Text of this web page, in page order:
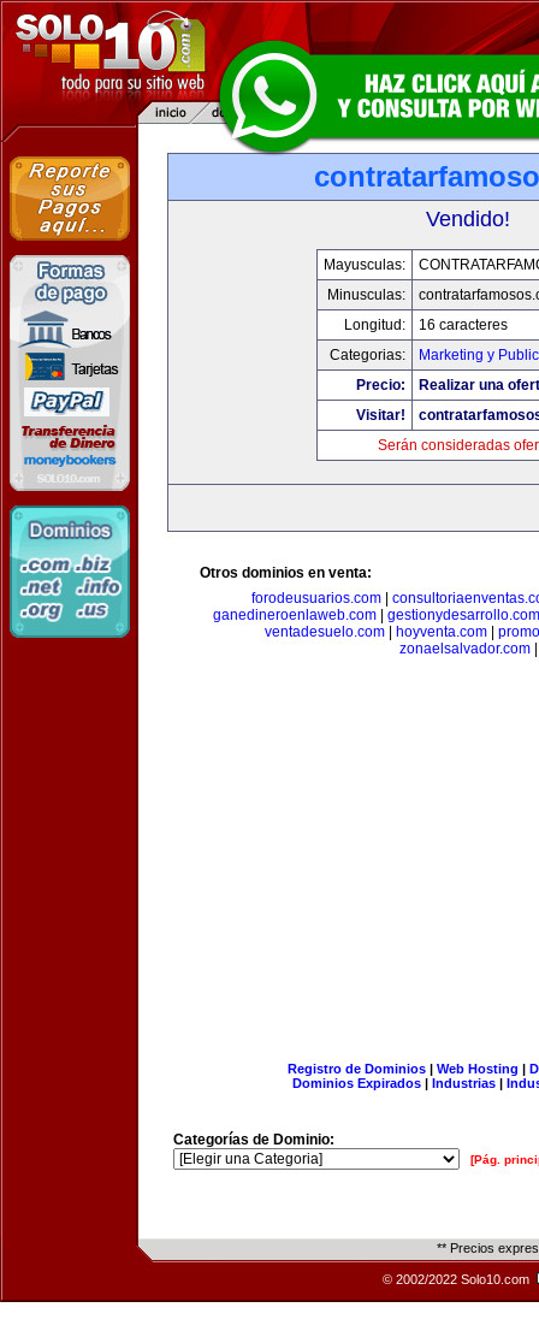
Vendido!
Mayusculas:
Minusculas:
Longitud:
16 caracteres
Categorias:
Marketing y
Precio:
Realizar una
Visitar!
Serán consideradas
Otros dominios en venta:
forodeusuarios.com
ganedineroenlaweb.com
gestionydesarrollo.com
ventadesuelo.com
hoyventa.com
zonaelsalvador.com|
Registro de Dominios| Web Hosting |
Dominios Expirados | Industrias |
Categorías de Dominio:
[Pág.
** Precios
© 2002/2022 Solo10.com